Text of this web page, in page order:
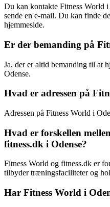
Du kan kontakte Fitness World
sende en e-mail. Du kan finde
hjemmeside.
Er der bemanding på
Ja, der er altid bemanding til at
Odense.
Hvad er adressen på
Adressen på Fitness World i
Hvad er forskellen
fitness.dk i Odense?
Fitness World og fitness.dk er
tilbyder træningsfaciliteter og
Har Fitness World i